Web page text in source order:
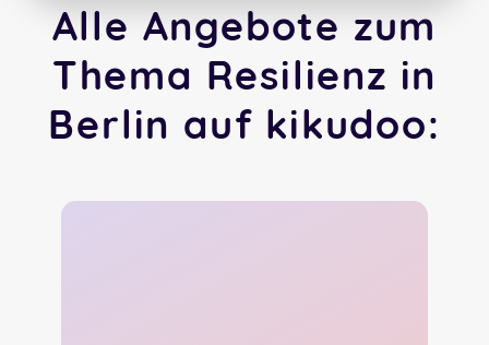
Alle Angebote zum
Thema Resilienz in
Berlin auf kikudoo: